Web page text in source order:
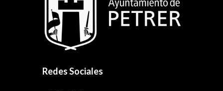
Redes Sociales